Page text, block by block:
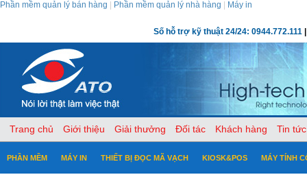
Phần mềm quản lý bán hàng Phần mềm quản lý nhà hàng Máy in
Số hỗ trợ kỹ thuật 24/24: 0944.772.111
Trang chủ Giới thiệu Giải thưởng Đối tác Khách hàng Tin tức
PHẦN MỀM MÁY IN THIẾT BỊ ĐỌC MÃ VẠCH KIOSK&POS MÁY TÍNH